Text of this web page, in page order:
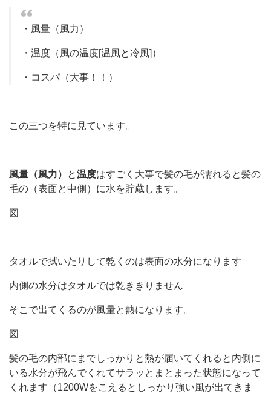
・風量（風力）
・温度（風の温度[温風と冷風]）
・コスパ（大事！！）
この三つを特に見ています。
風量（風力） と温度はすごく大事で髪の毛が濡れると髪の
毛の（表面と中側）に水を貯蔵します。
図
タオルで拭いたりして乾くのは表面の水分になります
内側の水分はタオルでは乾ききりません
そこで出てくるのが風量と熱になります。
図
髪の毛の内部にまでしっかりと熱が届いてくれると内側に
いる水分が飛んでくれてサラッとまとまった状態になって
くれます（1200Wをこえるとしっかり強い風が出てきま